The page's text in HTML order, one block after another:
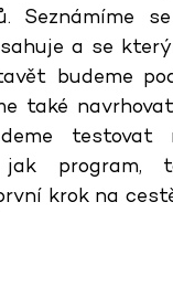
Seznámíme
a se
budeme
také
testovat
jak program,
krok na